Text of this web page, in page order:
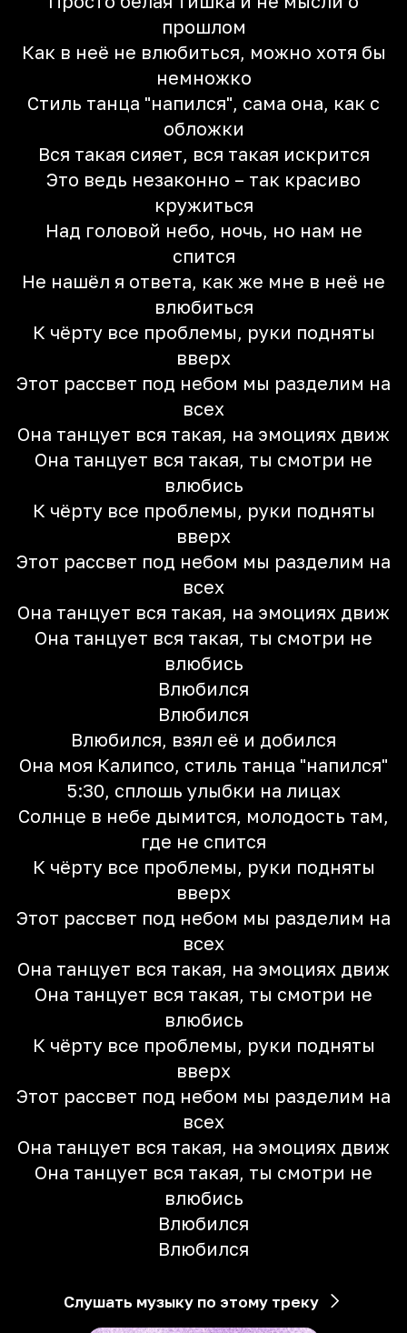
прошлом
Как в неё не влюбиться, можно хотя бы
немножко
Стиль танца "напился", сама она, как с
обложки
Вся такая сияет, вся такая искрится
Это ведь незаконно – так красиво
кружиться
Над головой небо, ночь, но нам не
спится
Не нашёл я ответа, как же мне в неё не
влюбиться
К чёрту все проблемы, руки подняты
вверх
Этот рассвет под небом мы разделим на
всех
Она танцует вся такая, на эмоциях движ
Она танцует вся такая, ты смотри не
влюбись
К чёрту все проблемы, руки подняты
вверх
Этот рассвет под небом мы разделим на
всех
Она танцует вся такая, на эмоциях движ
Она танцует вся такая, ты смотри не
влюбись
Влюбился
Влюбился
Влюбился, взял её и добился
Она моя Калипсо, стиль танца "напился"
5:30, сплошь улыбки на лицах
Солнце в небе дымится, молодость там,
где не спится
К чёрту все проблемы, руки подняты
вверх
Этот рассвет под небом мы разделим на
всех
Она танцует вся такая, на эмоциях движ
Она танцует вся такая, ты смотри не
влюбись
К чёрту все проблемы, руки подняты
вверх
Этот рассвет под небом мы разделим на
всех
Она танцует вся такая, на эмоциях движ
Она танцует вся такая, ты смотри не
влюбись
Влюбился
Влюбился
Слушать музыку по этому треку